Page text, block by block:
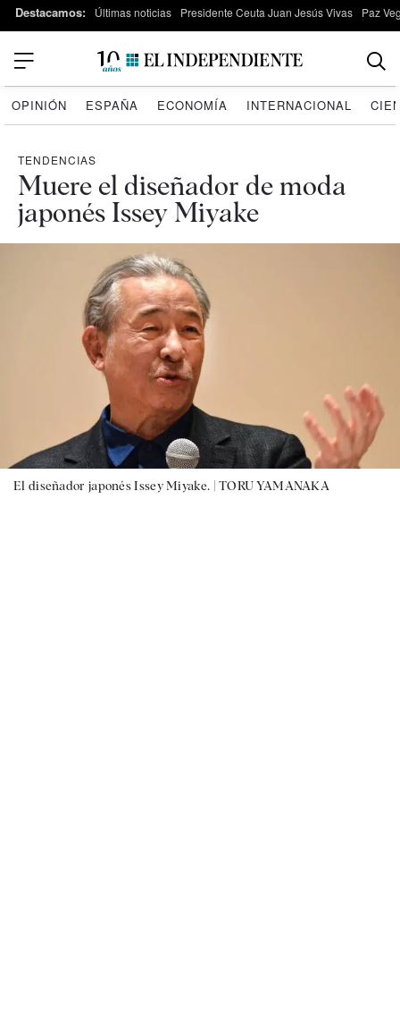
Destacamos: Últimas noticias Presidente Ceuta Juan Jesús Vivas Paz
OPINIÓN ESPAÑA ECONOMÍA INTERNACIONAL
TENDENCIAS
Muere el diseñador de moda
japonés Issey Miyake
El diseñador japonés Issey Miyake. |TORU YAMANAKA